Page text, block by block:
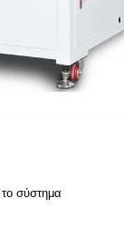
σύστημα